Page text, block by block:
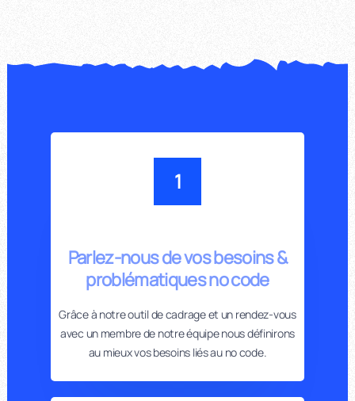
1
Parlez-nous de vos besoins &
problématiques no code
Grâce à notre outil de cadrage et un rendez-vous
avec un membre de notre équipe nous définirons
au mieux vos besoins liés au no code.